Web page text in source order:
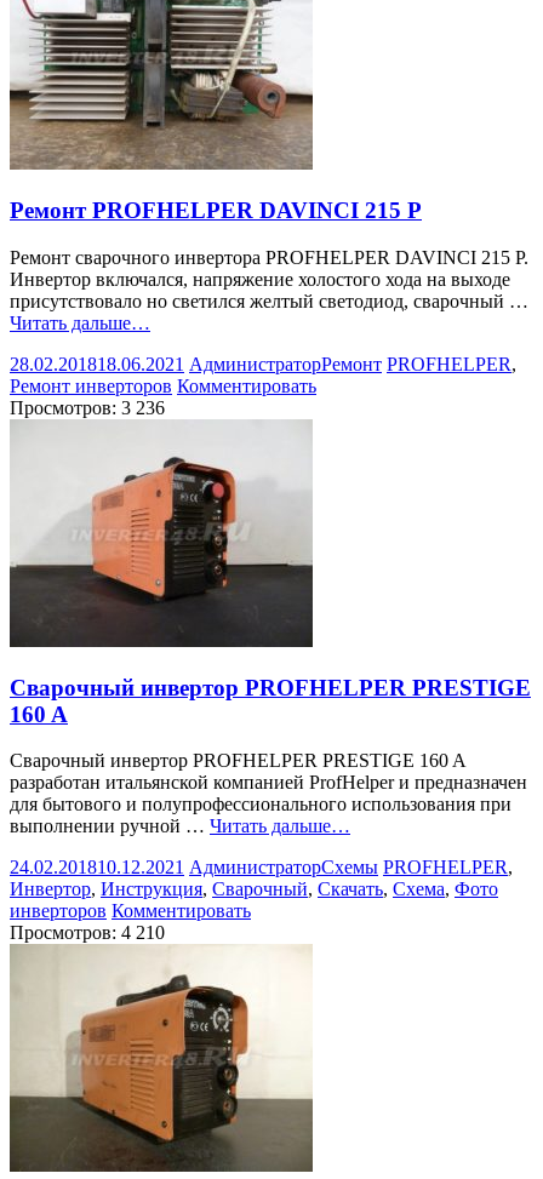
Ремонт PROFHELPER DAVINCI 215 P
Ремонт сварочного инвертора PROFHELPER DAVINCI 215 P.
Инвертор включался, напряжение холостого хода на выходе
присутствовало но светился желтый светодиод, сварочный …
Читать дальше…
28.02.201818.06.2021 АдминистраторРемонт PROFHELPER,
Ремонт инверторов Комментировать
Просмотров: 3 236
Сварочный инвертор PROFHELPER PRESTIGE
160 A
Сварочный инвертор PROFHELPER PRESTIGE 160 A
разработан итальянской компанией ProfHelper и предназначен
для бытового и полупрофессионального использования при
выполнении ручной … Читать дальше…
24.02.201810.12.2021 АдминистраторСхемы PROFHELPER,
Инвертор, Инструкция, Сварочный, Скачать, Схема, Фото
инверторов Комментировать
Просмотров: 4 210